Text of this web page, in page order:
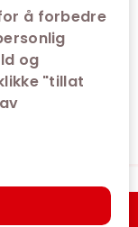
å forbedre
og
"tillat